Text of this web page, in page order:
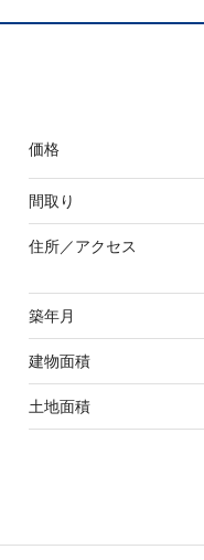
価格
間取り
住所／アクセス
築年月
建物面積
土地面積